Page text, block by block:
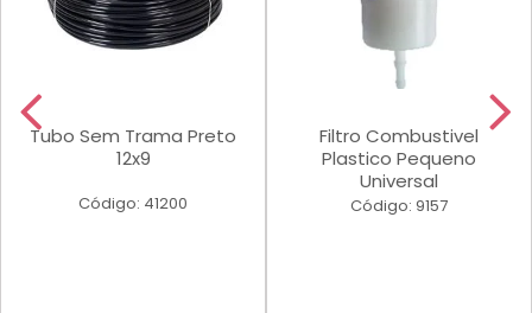
Tubo Sem Trama Preto
12x9
Código: 41200
Filtro Combustivel
Plastico Pequeno
Universal
Código: 9157